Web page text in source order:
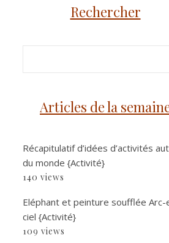
Rechercher
Articles de la
Récapitulatif d’idées d’activités
du monde {Activité}
140 views
Eléphant et peinture soufflée Arc-
ciel {Activité}
109 views